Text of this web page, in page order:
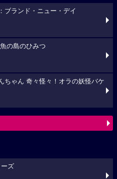
ブランド・ニュー・デイ
の島のひみつ
ちゃん 奇々怪々！オラの妖怪バケ
ズ